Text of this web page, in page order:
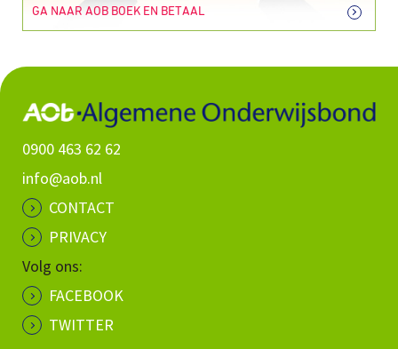
GA NAAR AOB BOEK EN BETAAL
0900 463 62 62
info@aob.nl
CONTACT
PRIVACY
Volg ons:
FACEBOOK
TWITTER